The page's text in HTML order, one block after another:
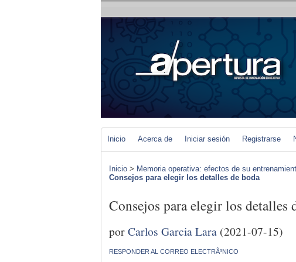
Inicio Acerca de Iniciar sesión Registrarse
Inicio > Memoria operativa: efectos de su
Consejos para elegir los detalles de boda
Consejos para elegir los detalles
porCarlos Garcia Lara (2021-07-15)
RESPONDER AL CORREO ELECTRÃ³NICO